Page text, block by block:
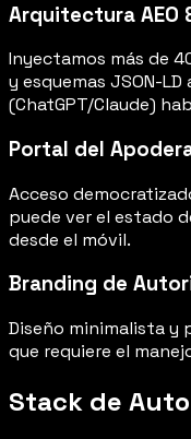
Arquitectura AEO
Inyectamos más de
y esquemas JSON-
(ChatGPT/Claude)
Portal del
Acceso
puede ver el estado
desde el móvil.
Branding de
Diseño minimalista y
que requiere el
Stack de